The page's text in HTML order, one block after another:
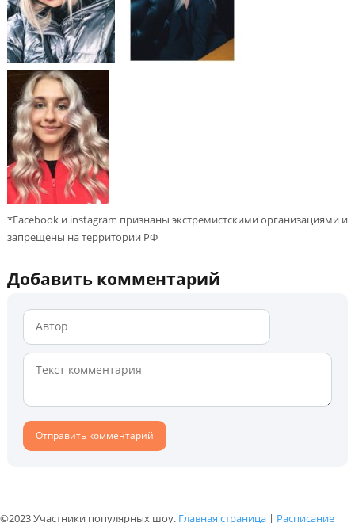
*Facebook и instagram признаны экстремистскими организациями и
запрещены на территории РФ
Добавить комментарий
©2023 Участники популярных шоу. Главная страница | Расписание